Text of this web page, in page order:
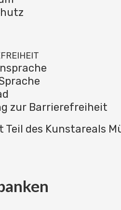
zur Barrierefreiheit
Teil des Kunstareals